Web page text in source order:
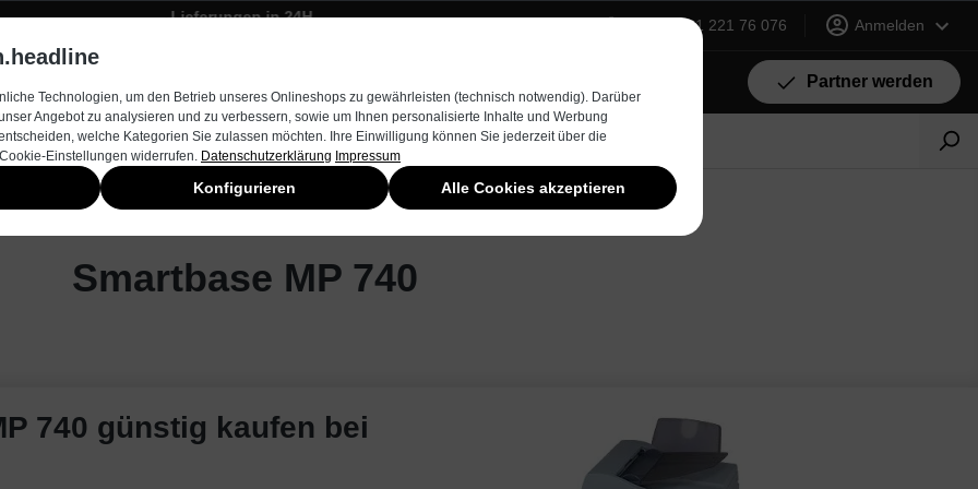
Lieferungen in 24H +49 (0) 231 221 76 076 Anmelden
Partner werden
Smartbase MP 740
740 günstig kaufen bei
Technologien, um den Betrieb unseres Onlineshops zu gewährleisten (technisch notwendig). Darüber
Angebot zu analysieren und zu verbessern, sowie um Ihnen personalisierte Inhalte und Werbung
welche Kategorien Sie zulassen möchten. Ihre Einwilligung können Sie jederzeit über die
Einstellungen widerrufen. Datenschutzerklärung Impressum
Konfigurieren Alle Cookies akzeptieren